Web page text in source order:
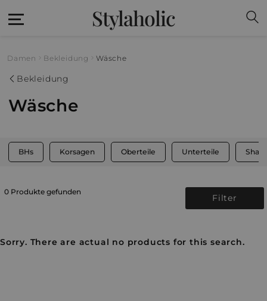
Stylaholic
Damen Bekleidung Wäsche
Bekleidung
Wäsche
BHs Korsagen Oberteile Unterteile
0 Produkte gefunden
Filter
Sorry. There are actual no products for this search.